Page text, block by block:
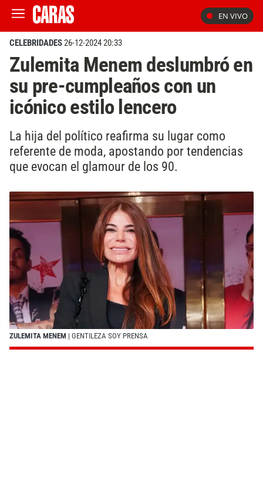
EN VIVO
CELEBRIDADES26-12-2024 20:33
Zulemita Menem deslumbró en
su pre-cumpleaños con un
icónico estilo lencero
La hija del político reafirma su lugar como
referente de moda, apostando por tendencias
que evocan el glamour de los 90.
ZULEMITA MENEM | GENTILEZA SOY PRENSA